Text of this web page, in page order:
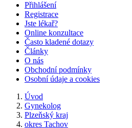
Přihlášení
Registrace
Jste lékař?
Online konzultace
Často kladené dotazy
Články
O nás
Obchodní podmínky
Osobní údaje a cookies
Úvod
Gynekolog
Plzeňský kraj
okres Tachov